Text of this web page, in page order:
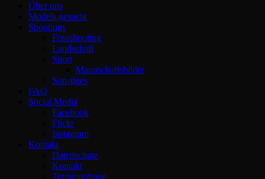
Über uns
Models gesucht
Shootings
Fotoshooting
Landschaft
Sport
Mannschaftsbilder
Sonstiges
FAQ
Social Media
Facebook
Flickr
Instagram
Kontakt
Datenschutz
Kontakt
Terminanfrage